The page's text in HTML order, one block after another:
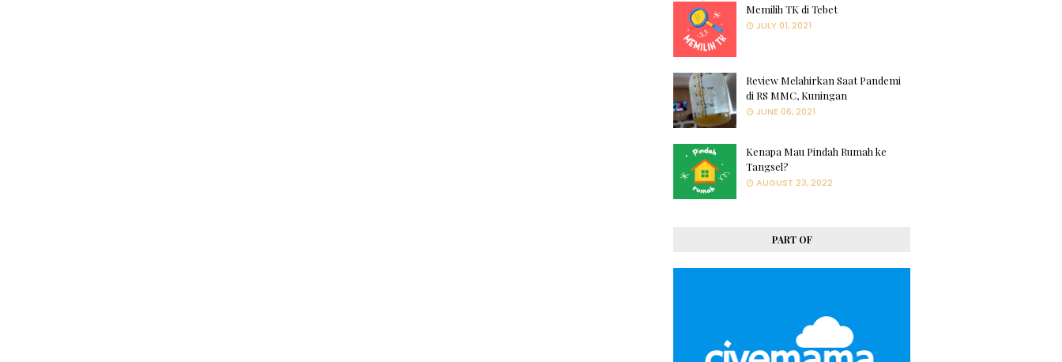
Memilih TK di Tebet
JULY 01, 2021
Review Melahirkan Saat Pandemi
di RS MMC, Kuningan
JUNE 06, 2021
Kenapa Mau Pindah Rumah ke
Tangsel?
AUGUST 23, 2022
PART OF